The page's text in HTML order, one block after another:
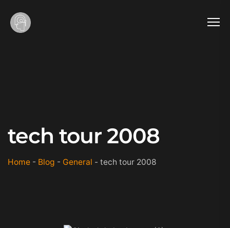
tech tour 2008
Home - Blog - General - tech tour 2008